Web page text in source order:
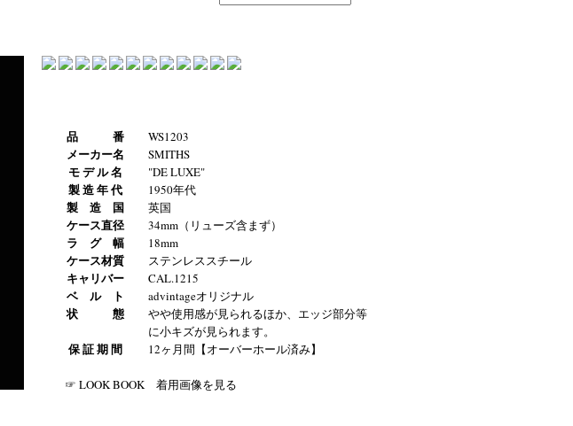
品 番 WS1203
メーカー名 SMITHS
モ デ ル 名 "DE LUXE"
製 造 年 代 1950年代
製 造 国 英国
ケース直径 34mm（リューズ含まず）
ラ グ 幅 18mm
ケース材質 ステンレススチール
キャリバー CAL.1215
ベ ル ト advintageオリジナル
状 態
やや使用感が見られるほか、エッジ部分等
に小キズが見られます。
保 証 期 間 12ヶ月間【オーバーホール済み】
☞ LOOK BOOK 着用画像を見る